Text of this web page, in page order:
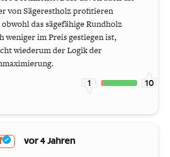
von Sägerestholz profitieren
das sägefähige Rundholz
weniger im Preis gestiegen ist,
wiederum der Logik der
1 10
vor 4 Jahren